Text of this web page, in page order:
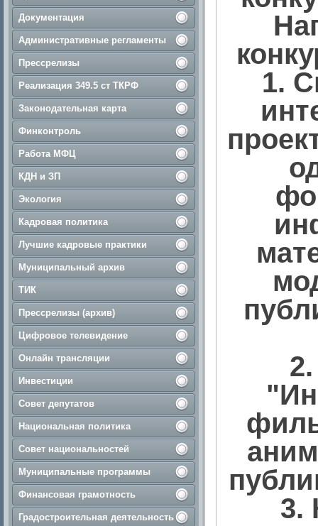
Документация
Административные регламенты
Прессрелизы
Реализация 349.5 ст ТКРФ
Законодательная карта
Финконтроль
Работа МФЦ
КДН и ЗП
Экология
Кадровая политика
Лучшие кадровые практики
Муниципальный архив
ТИК
Прессрелизы (архив)
Цифровое телевидение
Онлайн трансляции
Инвестиции
Совет депутатов
Национальная политика
Совет национальностей
Муниципальные программы
Финансовая грамотность
Градостроительная деятельность
1.
3.